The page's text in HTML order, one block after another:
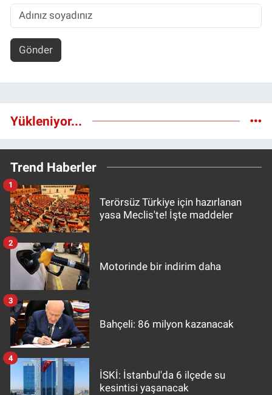
Gönder
Yükleniyor...
Trend Haberler
Terörsüz Türkiye için hazırlanan
yasa Meclis'te! İşte maddeler
1
Motorinde bir indirim daha
2
Bahçeli: 86 milyon kazanacak
3
İSKİ: İstanbul'da 6 ilçede su
kesintisi yaşanacak
4